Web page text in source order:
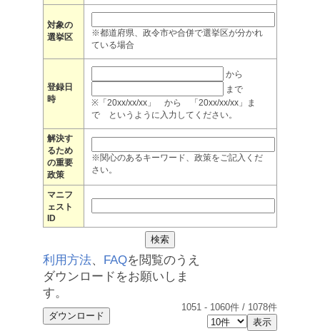
対象の
選挙区
※都道府県、政令市や合併で選挙区が分かれ
ている場合
登録日
時
から
まで
※「20xx/xx/xx」 から 「20xx/xx/xx」ま
で というように入力してください。
解決す
るため
の重要
政策
※関心のあるキーワード、政策をご記入くだ
さい。
マニフ
ェスト
ID
利用方法、 FAQを閲覧のうえ
ダウンロードをお願いしま
す。
1051 - 1060件 / 1078件